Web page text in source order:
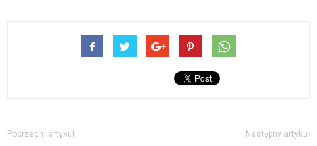
Poprzedni artykuł Następny artykuł